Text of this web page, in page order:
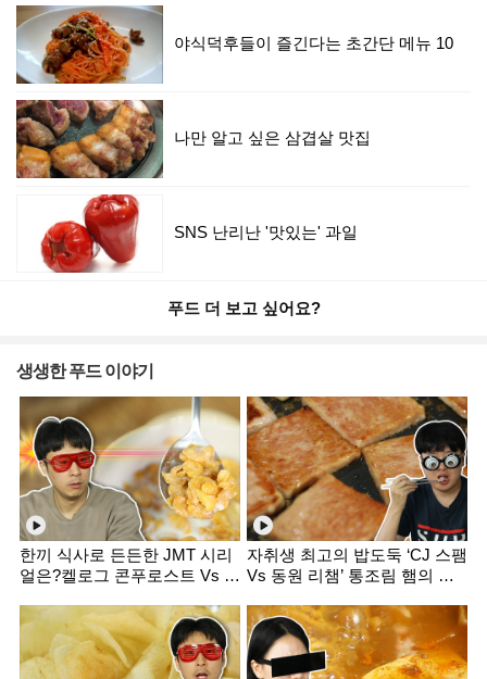
야식덕후들이 즐긴다는 초간단 메뉴 10
나만 알고 싶은 삼겹살 맛집
SNS 난리난 '맛있는' 과일
푸드 더 보고 싶어요?
생생한 푸드 이야기
한끼 식사로 든든한 JMT 시리
얼은?켈로그 콘푸로스트 Vs 포
식평가단]
자취생 최고의 밥도둑 ‘CJ 스팸
Vs 동원 리챔’ 통조림 햄의 진
단]